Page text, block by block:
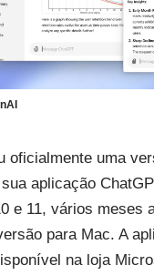
oficialmente uma
aplicação
e 11, vários meses
para Mac. A
na loja